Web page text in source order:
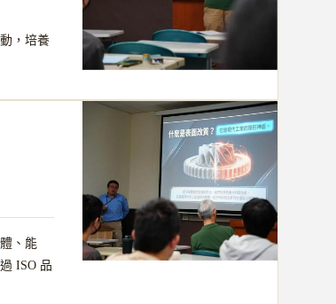
，培養
、能
ISO 品